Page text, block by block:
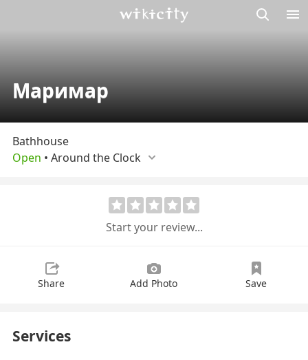
Маримар
Bathhouse
Open • Around the Сlock
Start your review...
Share Add Photo Save
Services